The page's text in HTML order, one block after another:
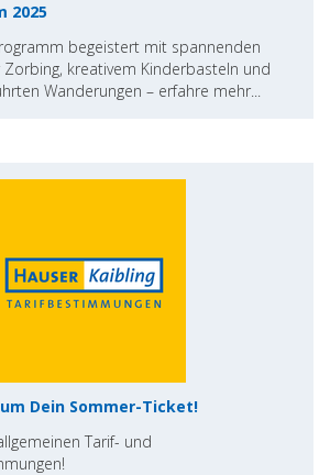
2025
begeistert mit spannenden
Zorbing, kreativem Kinderbasteln und
Wanderungen – erfahre mehr...
Dein Sommer-Ticket!
Tarif- und